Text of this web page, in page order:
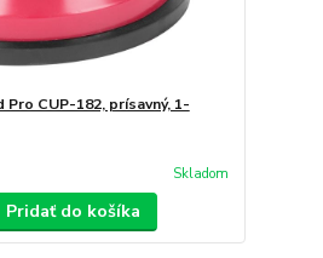
CUP-182, prísavný, 1-
Skladom
Pridať do košíka